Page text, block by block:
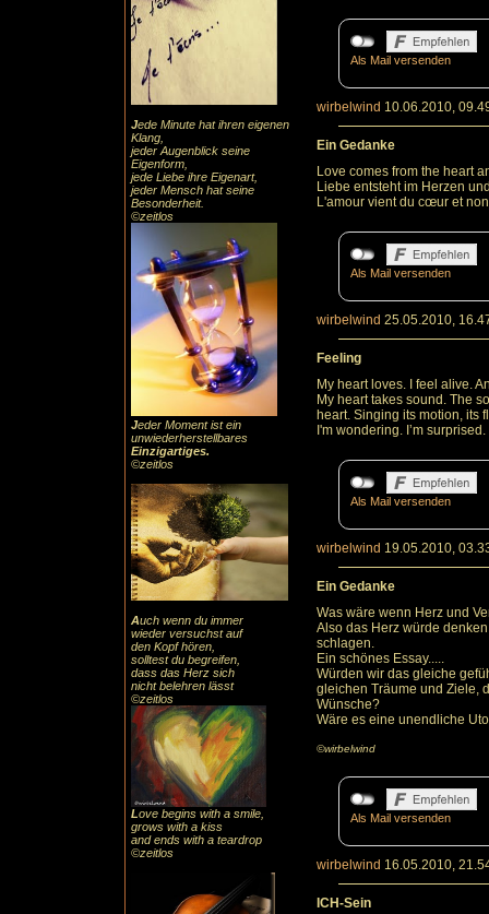
Jede Minute hat ihren eigenen
Klang,
jeder Augenblick seine
Eigenform,
jede Liebe ihre Eigenart,
jeder Mensch hat seine
Besonderheit.
©zeitlos
Jeder Moment ist ein
unwiederherstellbares
Einzigartiges.
©zeitlos
Auch wenn du immer
wieder versuchst auf
den Kopf hören,
solltest du begreifen,
dass das Herz sich
nicht belehren lässt
©zeitlos
Love begins with a smile,
grows with a kiss
and ends with a teardrop
©zeitlos
Als Mail versenden
wirbelwind 10.06.2010,
Ein Gedanke
Love comes from the heart
Liebe entsteht im Herzen
L'amour vient du cœur et
Als Mail versenden
wirbelwind 25.05.2010,
Feeling
My heart loves. I feel alive.
My heart takes sound. The
heart. Singing its motion, its
I'm wondering. I’m surprised.
Als Mail versenden
wirbelwind 19.05.2010,
Ein Gedanke
Was wäre wenn Herz und
Also das Herz würde
schlagen.
Ein schönes Essay.....
Würden wir das gleiche
gleichen Träume und Ziele,
Wünsche?
Wäre es eine unendliche
©wirbelwind
Als Mail versenden
wirbelwind 16.05.2010,
ICH-Sein